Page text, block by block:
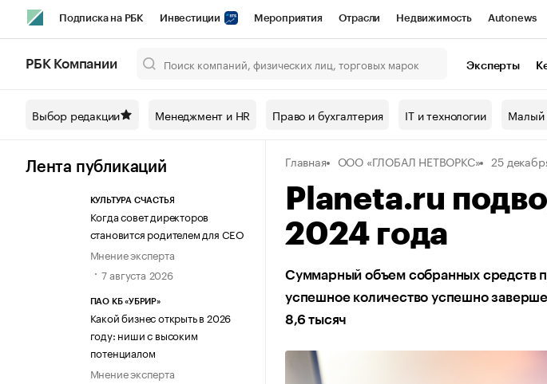
Подписка на РБК Инвестиции Мероприятия Отрасли Недвижимость Autonews
Спецпроекты СПб Конференции СПб Спецпроекты Проверка контрагентов
Технологии и медиа Рынок наличной валюты
РБК Компании Эксперты
Выбор редакции Менеджмент и HR Право и бухгалтерия IT и технологии Малый
Лента публикаций
КУЛЬТУРА СЧАСТЬЯ
Когда совет директоров
становится родителем для CEO
Мнение эксперта
7 августа 2026
ПАО КБ «УБРИР»
Какой бизнес открыть в 2026
году: ниши с высоким
потенциалом
Мнение эксперта
Главная ООО «ГЛОБАЛ НЕТВОРКС» 25
Planeta.ru
2024 года
Суммарный объем собранных средств
успешное количество успешно
8,6 тысяч